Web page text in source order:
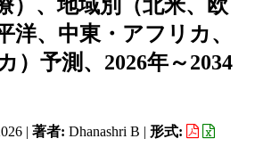
）、地域別（北米、欧
洋、中東・アフリカ、
）予測、2026年～2034
| 著者: Dhanashri B | 形式: